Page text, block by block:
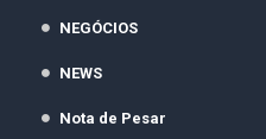
NEGÓCIOS
NEWS
Nota de Pesar